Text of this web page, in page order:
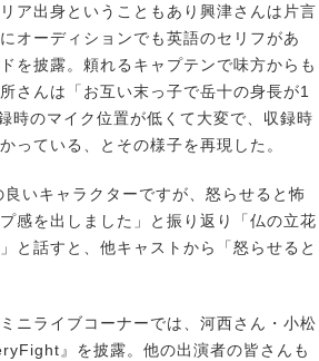
ア出身ということもあり興津さんは片言
オーディションでも英語のセリフがあ
を披露。頼れるキャプテンで味方からも
さんは「お互い末っ子で岳十の身長が1
時のマイク位置が低くて大変で、収録時
っている、とその様子を再現した。
いキャラクターですが、怒らせると怖
感を出しました」と振り返り「仏の立花
と話すと、他キャストから「怒らせると
ニライブコーナーでは、河西さん・小松
』を披露。他の出演者の皆さんも